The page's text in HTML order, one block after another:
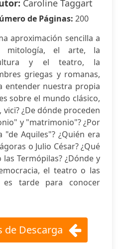
Caroline Taggart
de Páginas: 200
aproximación sencilla a
mitología, el arte, la
y el teatro, la
griegas y romanas,
entender nuestra propia
sobre el mundo clásico,
vici? ¿De dónde proceden
y "matrimonio"? ¿Por
Aquiles"? ¿Quién era
o Julio César? ¿Qué
Termópilas? ¿Dónde y
el teatro o las
es tarde para conocer
de Descarga